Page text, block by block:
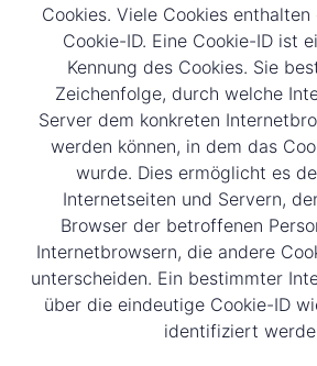
Cookies. Viele Cookies
Cookie-ID. Eine Cookie-ID ist
Kennung des Cookies. Sie
Zeichenfolge, durch welche
Server dem konkreten
werden können, in dem das
wurde. Dies ermöglicht es
Internetseiten und Servern,
Browser der betroffenen
Internetbrowsern, die andere
unterscheiden. Ein bestimmter
über die eindeutige Cookie-ID
identifiziert